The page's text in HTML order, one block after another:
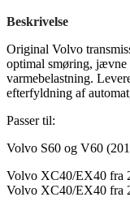
Beskrivelse
Original Volvo
optimal smøring, jævne
varmebelastning.
efterfyldning af
Passer til:
Volvo S60 og V60
Volvo XC40/EX40 fra
Volvo XC40/EX40 fra